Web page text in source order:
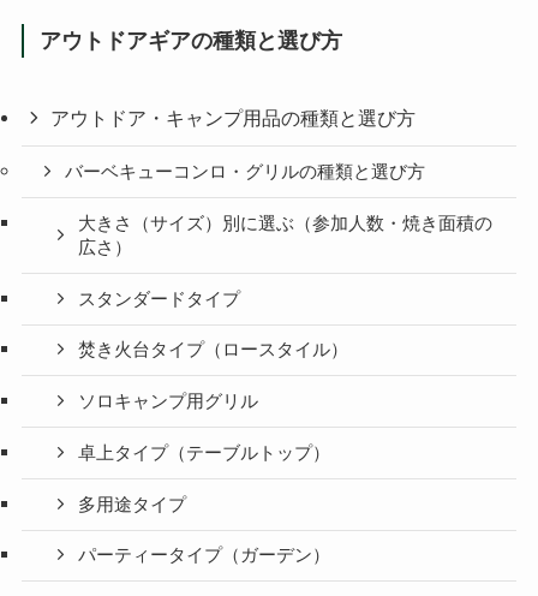
アウトドアギアの種類と選び方
アウトドア・キャンプ用品の種類と選び方
バーベキューコンロ・グリルの種類と選び方
大きさ（サイズ）別に選ぶ（参加人数・焼き面積の
広さ）
スタンダードタイプ
焚き火台タイプ（ロースタイル）
ソロキャンプ用グリル
卓上タイプ（テーブルトップ）
多用途タイプ
パーティータイプ（ガーデン）